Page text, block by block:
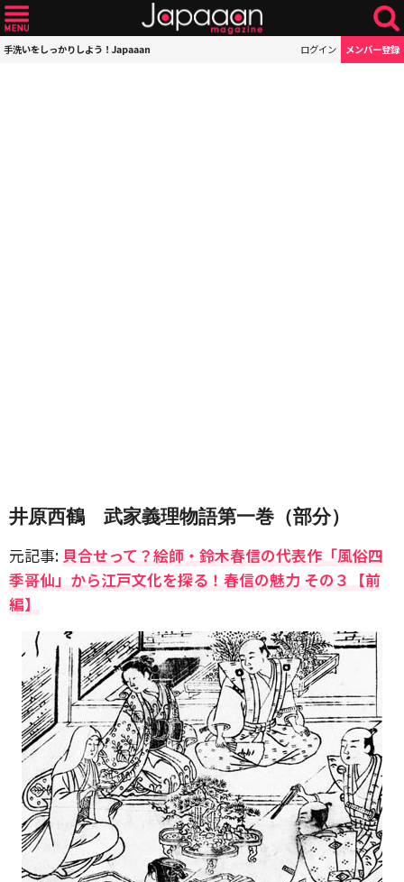
手洗いをしっかりしよう！Japaaan ログイン メンバー登録
井原西鶴 武家義理物語第一巻（部分）
元記事: 貝合せって？絵師・鈴木春信の代表作「風俗四
季哥仙」から江戸文化を探る！春信の魅力 その３【前
編】